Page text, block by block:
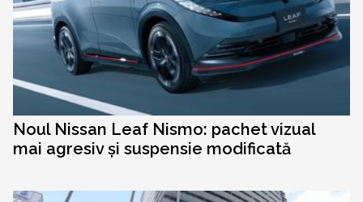
Noul Nissan Leaf Nismo: pachet vizual
mai agresiv și suspensie modificată